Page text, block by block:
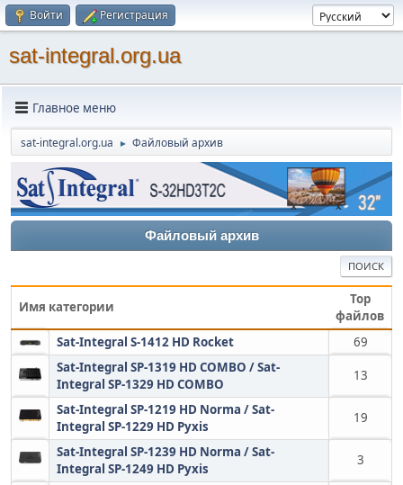
Войти Регистрация
sat-integral.org.ua
Главное меню
sat-integral.org.ua ► Файловый архив
Файловый архив
ПОИСК
Имя категории
Top
файлов
Sat-Integral S-1412 HD Rocket
69
Sat-Integral SP-1319 HD COMBO / Sat-
Integral SP-1329 HD COMBO
13
Sat-Integral SP-1219 HD Norma / Sat-
Integral SP-1229 HD Pyxis
19
Sat-Integral SP-1239 HD Norma / Sat-
Integral SP-1249 HD Pyxis
3